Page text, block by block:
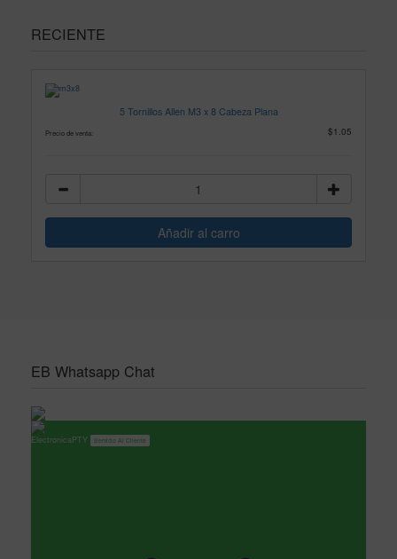
RECIENTE
5 Tornillos Allen M3 x 8 Cabeza Plana
Precio de venta: $1.05
EB Whatsapp Chat
ElectronicaPTY Servicio Al Cliente